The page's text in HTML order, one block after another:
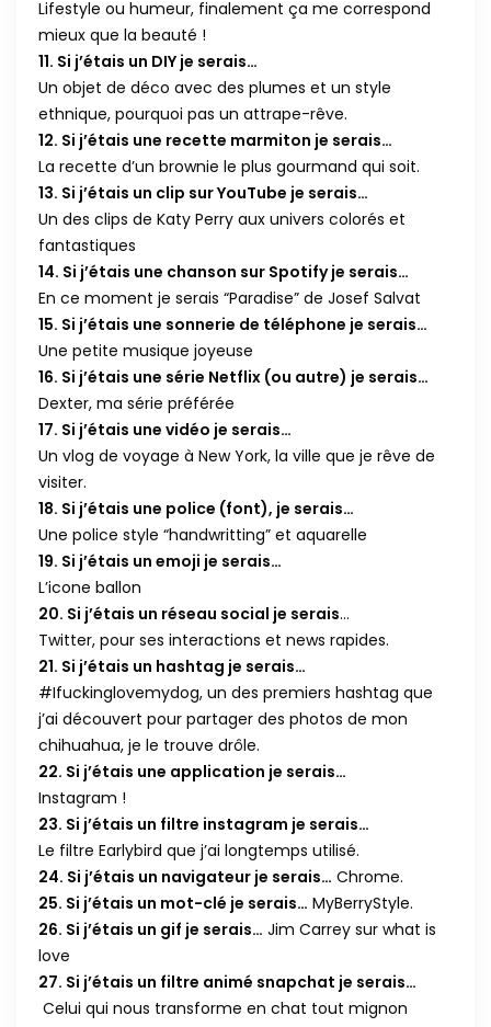
Lifestyle ou humeur, finalement ça me correspond
mieux que la beauté !
11. Si j’étais un DIY je serais…
Un objet de déco avec des plumes et un style
ethnique, pourquoi pas un attrape-rêve.
12. Si j’étais une recette marmiton je serais…
La recette d’un brownie le plus gourmand qui soit.
13. Si j’étais un clip sur YouTube je serais…
Un des clips de Katy Perry aux univers colorés et
fantastiques
14. Si j’étais une chanson sur Spotify je serais…
En ce moment je serais “Paradise” de Josef Salvat
15. Si j’étais une sonnerie de téléphone je serais…
Une petite musique joyeuse
16. Si j’étais une série Netflix (ou autre) je serais…
Dexter, ma série préférée
17. Si j’étais une vidéo je serais…
Un vlog de voyage à New York, la ville que je rêve de
visiter.
18. Si j’étais une police (font), je serais…
Une police style “handwritting” et aquarelle
19. Si j’étais un emoji je serais…
L’icone ballon
20. Si j’étais un réseau social je serais…
Twitter, pour ses interactions et news rapides.
21. Si j’étais un hashtag je serais…
#Ifuckinglovemydog, un des premiers hashtag que
j’ai découvert pour partager des photos de mon
chihuahua, je le trouve drôle.
22. Si j’étais une application je serais…
Instagram !
23. Si j’étais un filtre instagram je serais…
Le filtre Earlybird que j’ai longtemps utilisé.
24. Si j’étais un navigateur je serais… Chrome.
25. Si j’étais un mot-clé je serais… MyBerryStyle.
26. Si j’étais un gif je serais… Jim Carrey sur what is
love
27. Si j’étais un filtre animé snapchat je serais…
Celui qui nous transforme en chat tout mignon